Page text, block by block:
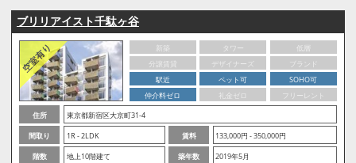
ブリリアイスト千駄ヶ谷
新築 タワー
低層
分譲賃貸
デザイナーズ
ブランド
駅近
ペット可
SOHO可
仲介料ゼロ
礼金ゼロ
フリーレント
住所
東京都新宿区大京町31-4
間取り
1R - 2LDK 賃料
133,000円 - 350,000円
階数
地上10階建て 築年数 2019年5月